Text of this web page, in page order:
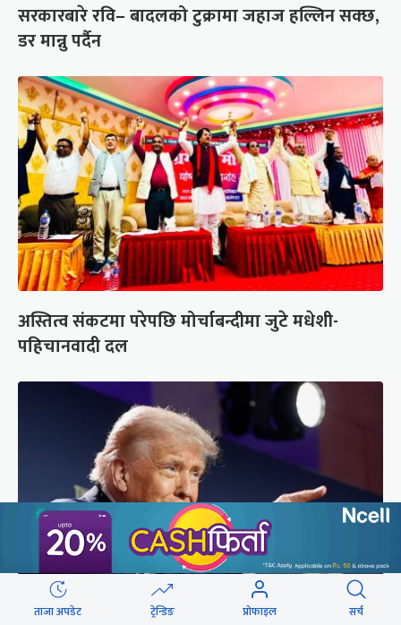
सरकारबारे रवि– बादलको टुक्रामा जहाज हल्लिन सक्छ,
डर मान्नु पर्दैन
अस्तित्व संकटमा परेपछि मोर्चाबन्दीमा जुटे मधेशी-
पहिचानवादी दल
ताजा अपडेट ट्रेन्डिङ प्रोफाइल सर्च